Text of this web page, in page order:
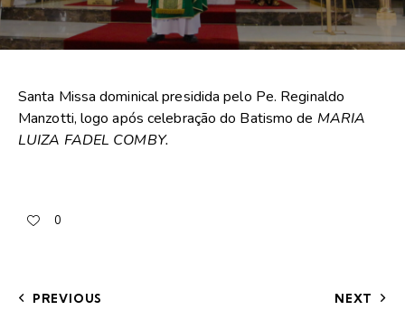
Santa Missa dominical presidida pelo Pe. Reginaldo
Manzotti, logo após celebração do Batismo de MARIA
LUIZA FADEL COMBY.
0
PREVIOUS NEXT